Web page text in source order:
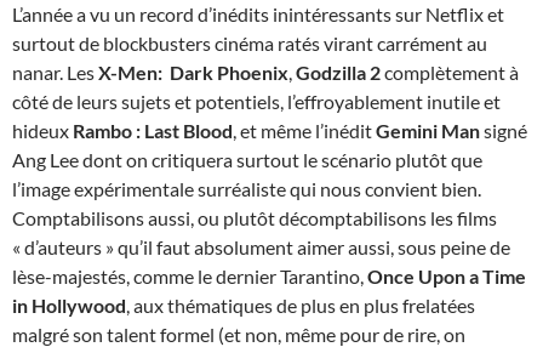
L’année a vu un record d’inédits inintéressants sur Netflix et
surtout de blockbusters cinéma ratés virant carrément au
nanar. LesX-Men: Dark Phoenix Godzilla 2complètement à
côté de leurs sujets et potentiels, l’effroyablement inutile et
hideux Rambo : Last Blood , et même l’inéditGemini Mansigné
Ang Lee dont on critiquera surtout le scénario plutôt que
l’image expérimentale surréaliste qui nous convient bien.
Comptabilisons aussi, ou plutôt décomptabilisons les films
« d’auteurs » qu’il faut absolument aimer aussi, sous peine de
lèse-majestés, comme le dernier Tarantino, Once Upon a Time
in Hollywood , aux thématiques de plus en plus frelatées
malgré son talent formel (et non, même pour de rire, on